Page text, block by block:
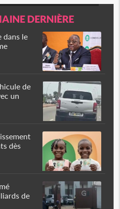
DERNIÈRE
dans le
de
un
dès
de